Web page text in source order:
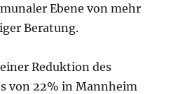
Ebene von mehr
Beratung.
Reduktion des
von 22% in Mannheim